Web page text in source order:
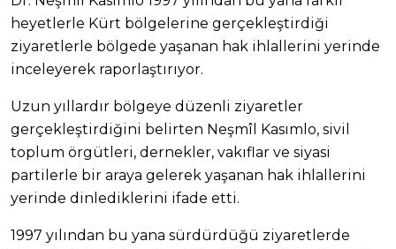
heyetlerle Kürt bölgelerine gerçekleştirdiği
ziyaretlerle bölgede yaşanan hak ihlallerini yerinde
inceleyerek raporlaştırıyor.
Uzun yıllardır bölgeye düzenli ziyaretler
gerçekleştirdiğini belirten Neşmîl Kasımlo, sivil
toplum örgütleri, dernekler, vakıflar ve siyasi
partilerle bir araya gelerek yaşanan hak ihlallerini
yerinde dinlediklerini ifade etti.
1997 yılından bu yana sürdürdüğü ziyaretlerde